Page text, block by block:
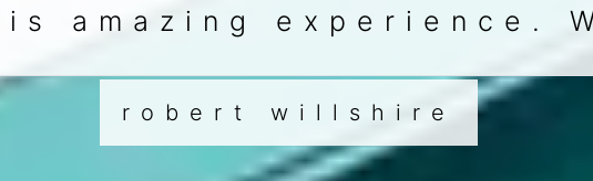
amazing experience.
robert willshire